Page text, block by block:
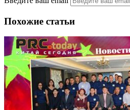
Похожие статьи